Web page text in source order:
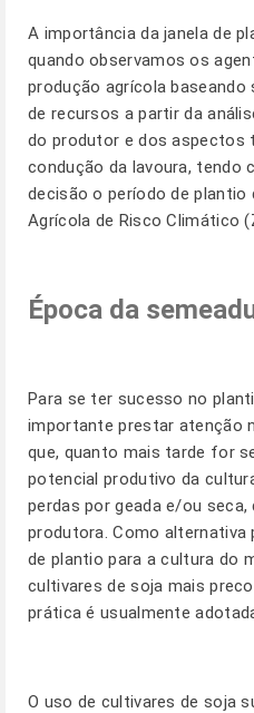
A importância da janela de
quando observamos os
produção agrícola
de recursos a partir da
do produtor e dos aspectos
condução da lavoura, tendo
decisão o período de
Agrícola de Risco Climático
Época da
Para se ter sucesso no
importante prestar atenção
que, quanto mais tarde for
potencial produtivo da
perdas por geada e/ou seca,
produtora. Como alternativa
de plantio para a cultura do
cultivares de soja mais
prática é usualmente
O uso de cultivares de soja